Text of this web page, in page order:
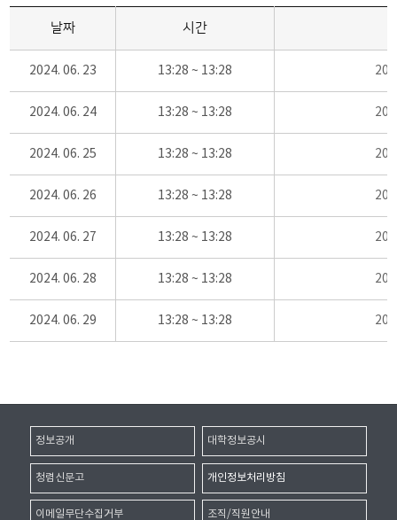
날짜 시간
2024. 06. 23 13:28 ~ 13:28
2024. 06. 24 13:28 ~ 13:28
2024. 06. 25 13:28 ~ 13:28
2024. 06. 26 13:28 ~ 13:28
2024. 06. 27 13:28 ~ 13:28
2024. 06. 28 13:28 ~ 13:28
2024. 06. 29 13:28 ~ 13:28
정보공개 대학정보공시
청렴신문고 개인정보처리방침
이메일무단수집거부 조직/직원안내